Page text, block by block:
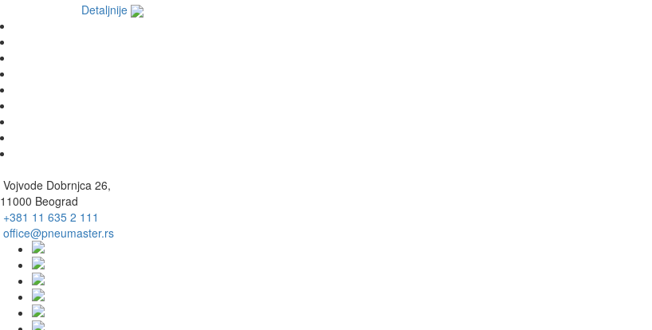
Detaljnije
Vojvode Dobrnjca 26,
11000 Beograd
+381 11 635 2 111
office@pneumaster.rs